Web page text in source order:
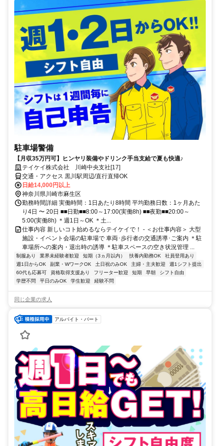
駐車場警備
【月収35万円可】ヒンヤリ装備やドリンク手当支給で夏も快適♪
テイケイ株式会社 川崎中央支社[17]
交通・アクセス 黒川駅周辺/直行直帰OK
日給14,000円以上
神奈川県川崎市麻生区
勤務時間詳細 実働時間：1日あたり8時間 平均勤務日数：1ヶ月あた
り4日 〜 20日 ■■日勤■■8:00～17:00(実働8h) ■■夜勤■■20:00～
5:00(実働8h) ＊週1日～OK ＊土...
仕事内容 新しいコト始めるならテイケイで！ - ＜お仕事内容＞ 大型
施設・イベント会場の駐車場で 車両･歩行者の交通誘導･ご案内 ＊駐
車場所への案内・退出時の誘導 ＊駐車スペースの空き状況管理 ...
制服あり 業界未経験者歓迎 短期（3ヵ月以内） 扶養内勤務OK
社員登用あり
週1日からOK
副業・WワークOK 土日祝のみOK 主婦・主夫歓迎
週1シフト提出
60代も応募可
資格取得支援あり フリーター歓迎 短期 早朝
シフト自由
学歴不問
平日のみOK 学生歓迎 経験不問
同じ企業の求人
アルバイト・パート